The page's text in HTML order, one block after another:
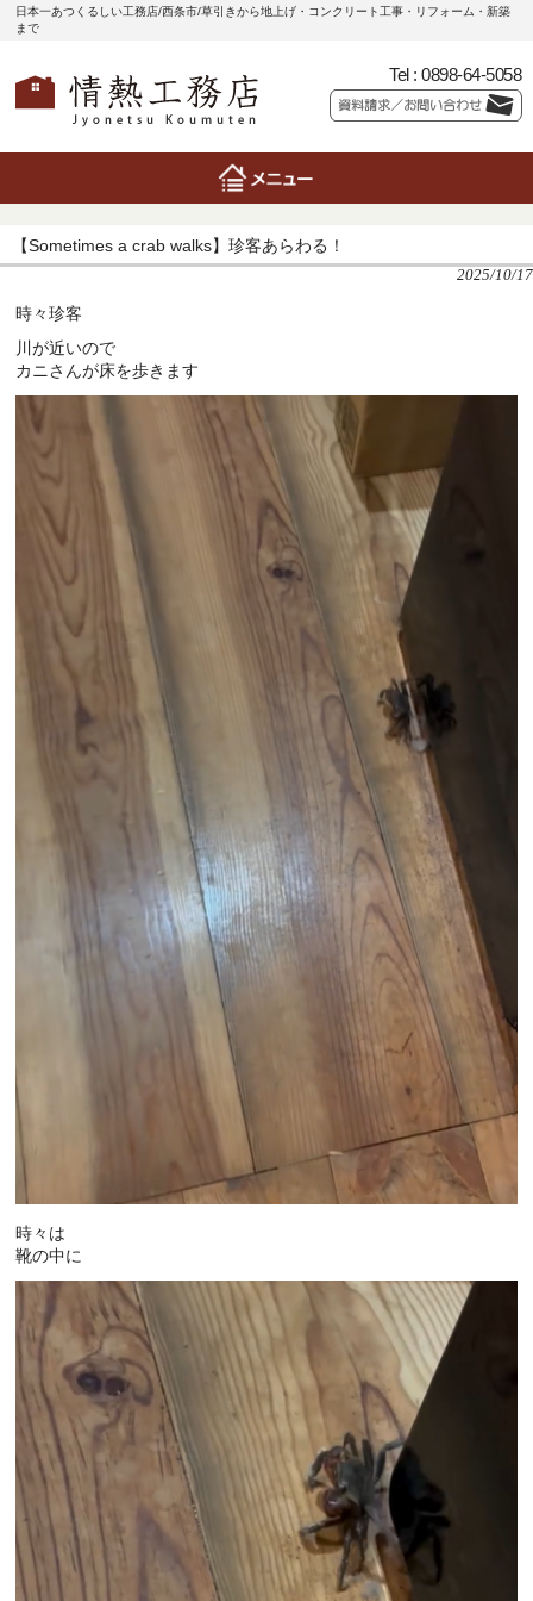
日本一あつくるしい工務店/西条市/草引きから地上げ・コンクリート工事・リフォーム・新築
まで
Tel : 0898-64-5058
【Sometimes a crab walks】珍客あらわる！
2025/10/17
時々珍客
川が近いので
カニさんが床を歩きます
時々は
靴の中に